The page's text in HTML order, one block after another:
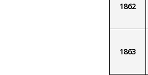
1862
1863